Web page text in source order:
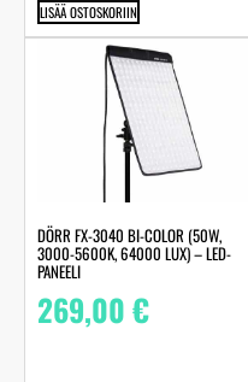
LISÄÄ OSTOSKORIIN
DÖRR FX-3040 BI-COLOR (50W,
3000-5600K, 64000 LUX) – LED-
PANEELI
269,00€